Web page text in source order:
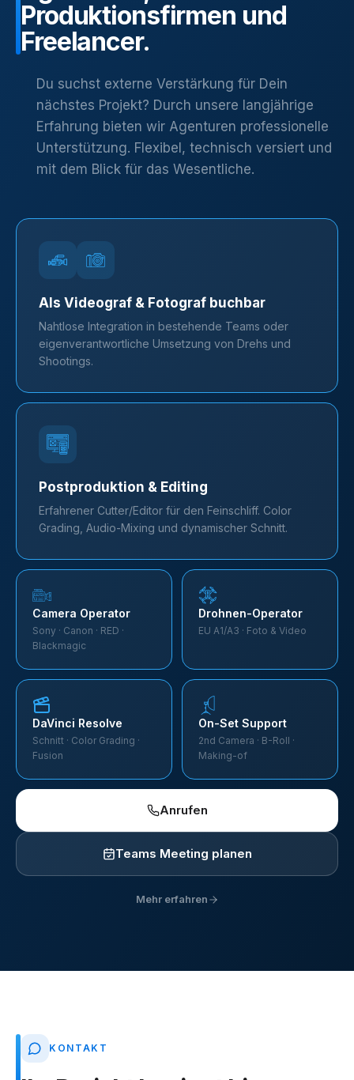
Produktionsfirmen und
Freelancer.
Du suchst externe Verstärkung für Dein
nächstes Projekt? Durch unsere langjährige
Erfahrung bieten wir Agenturen professionelle
Unterstützung. Flexibel, technisch versiert und
mit dem Blick für das Wesentliche.
Als Videograf & Fotograf buchbar
Nahtlose Integration in bestehende Teams oder
eigenverantwortliche Umsetzung von Drehs und
Shootings.
Postproduktion & Editing
Erfahrener Cutter/Editor für den Feinschliff. Color
Grading, Audio-Mixing und dynamischer Schnitt.
Camera Operator
Sony · Canon · RED ·
Blackmagic
Drohnen-Operator
EU A1/A3 · Foto & Video
DaVinci Resolve
Schnitt · Color Grading ·
Fusion
On-Set Support
2nd Camera · B-Roll ·
Making-of
Anrufen
Teams Meeting planen
Mehr erfahren
KONTAKT